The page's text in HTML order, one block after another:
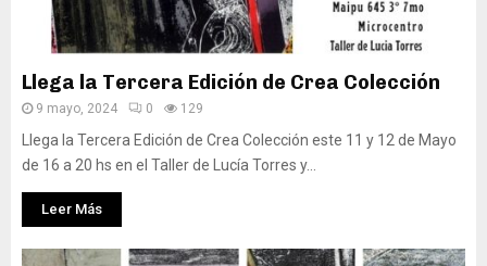
Llega la Tercera Edición de Crea Colección
9 mayo, 2024 0 129
Llega la Tercera Edición de Crea Colección este 11 y 12 de Mayo
de 16 a 20 hs en el Taller de Lucía Torres y...
Leer Más